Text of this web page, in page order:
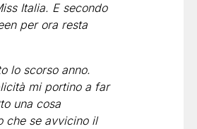
Italia. E secondo
per ora resta
lo scorso anno.
mi portino a far
una cosa
che se avvicino il